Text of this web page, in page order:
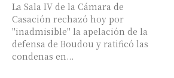
La Sala IV de la Cámara de
Casación rechazó hoy por
"inadmisible" la apelación de la
defensa de Boudou y ratificó las
condenas en...